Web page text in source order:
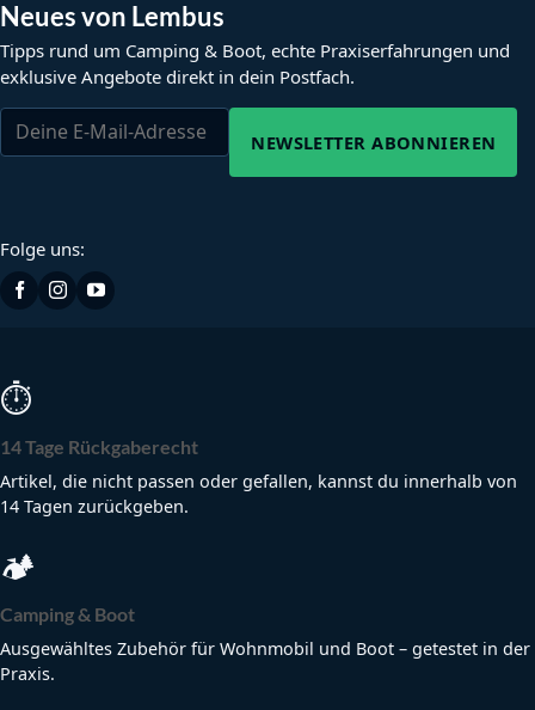
Neues von Lembus
Tipps rund um Camping & Boot, echte Praxiserfahrungen und
exklusive Angebote direkt in dein Postfach.
NEWSLETTER ABONNIEREN
Folge uns:
⏱
14 Tage Rückgaberecht
Artikel, die nicht passen oder gefallen, kannst du innerhalb von
14 Tagen zurückgeben.
🏕
Camping & Boot
Ausgewähltes Zubehör für Wohnmobil und Boot – getestet in der
Praxis.